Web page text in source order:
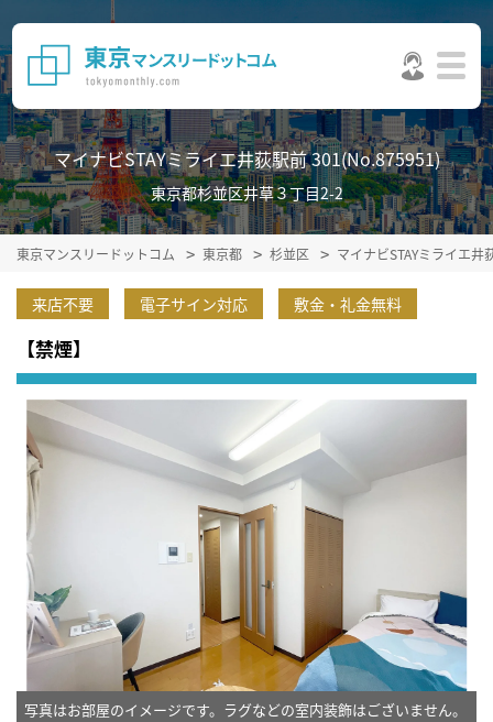
マイナビSTAYミライエ井荻駅前 301(No.875951)
東京都杉並区井草３丁目2-2
東京マンスリードットコム 東京都 杉並区 マイナビSTAYミライエ井
来店不要 電子サイン対応 敷金・礼金無料
【禁煙】
写真はお部屋のイメージです。ラグなどの室内装飾はございません。